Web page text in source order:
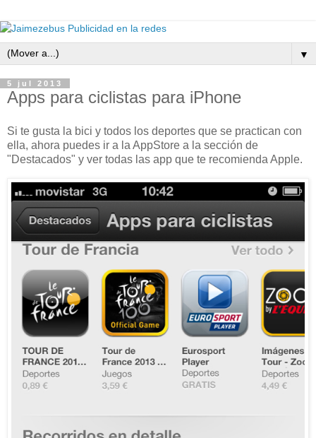
▼
5 jul 2013
Apps para ciclistas para iPhone
Si te gusta la bici y todos los deportes que se practican con
ella, ahora puedes ir a la AppStore a la sección de
"Destacados" y ver todas las app que te recomienda Apple.